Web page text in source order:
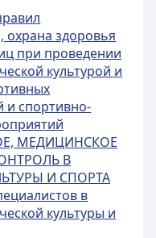
охрана здоровья
при проведении
культурой и
и спортивно-
МЕДИЦИНСКОЕ
В
И СПОРТА
в
культуры и